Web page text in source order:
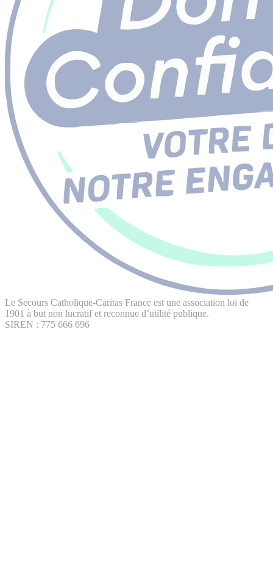
Le Secours Catholique-Caritas France est une association loi de
1901 à but non lucratif et reconnue d’utilité publique.
SIREN : 775 666 696